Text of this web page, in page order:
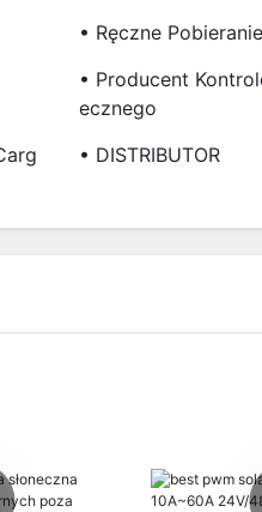
• Ręczne Pobieranie
• Producent
Ecznego
• DISTRIBUTOR